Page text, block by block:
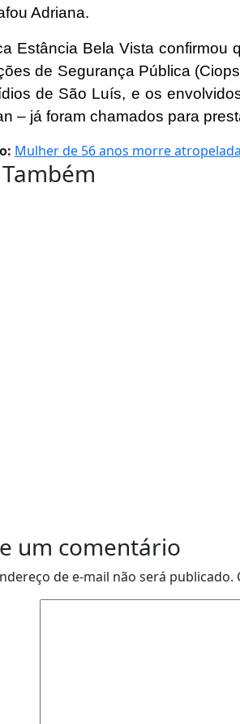
Adriana.
Estância Bela Vista confirmou
de Segurança Pública
de São Luís, e os
– já foram chamados para
Mulher de 56 anos morre
um comentário
de e-mail não será publicado.